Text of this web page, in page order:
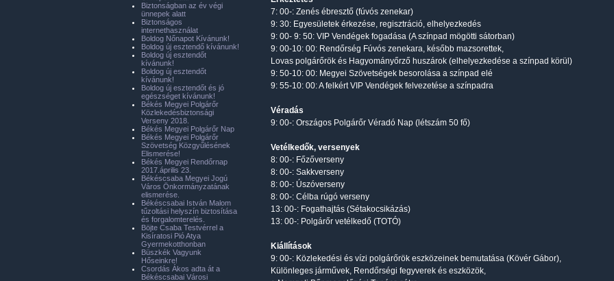
7: 00-: Zenés ébresztő (fúvós zenekar)
9: 30: Egyesületek érkezése, regisztráció, elhelyezkedés
9: 00- 9: 50: VIP Vendégek fogadása (A színpad mögötti sátorban)
9: 00-10: 00: Rendőrség Fúvós zenekara, később mazsorettek,
Lovas polgárőrök és Hagyományőrző huszárok (elhelyezkedése a színpad körül)
9: 50-10: 00: Megyei Szövetségek besorolása a színpad elé
9: 55-10: 00: A felkért VIP Vendégek felvezetése a színpadra
Véradás
9: 00-: Országos Polgárőr Véradó Nap (létszám 50 fő)
Vetélkedők, versenyek
8: 00-: Főzőverseny
8: 00-: Sakkverseny
8: 00-: Úszóverseny
8: 00-: Célba rúgó verseny
13: 00-: Fogathajtás (Sétakocsikázás)
13: 00-: Polgárőr vetélkedő (TOTÓ)
Kiállítások
9: 00-: Közlekedési és vízi polgárőrök eszközeinek bemutatása (Kövér Gábor),
Különleges járművek, Rendőrségi fegyverek és eszközök,
Biztonságban az év végi
ünnepek alatt
Biztonságos
internethasználat
Boldog Nőnapot Kívánunk!
Boldog új esztendő kívánunk!
Boldog új esztendőt
kívánunk!
Boldog új esztendőt
kívánunk!
Boldog új esztendőt és jó
egészséget kívánunk!
Békés Megyei Polgárőr
Közlekedésbiztonsági
Verseny 2018.
Békés Megyei Polgárőr Nap
Békés Megyei Polgárőr
Szövetség Közgyűlésének
Elismerése!
Békés Megyei Rendőrnap
2017.április 23.
Békéscsaba Megyei Jogú
Város Önkormányzatának
elismerése.
Békéscsabai István Malom
tűzoltási helyszín biztosítása
és forgalomterelés.
Böjte Csaba Testvérrel a
Kisíratosi Pió Atya
Gyermekotthonban
Büszkék Vagyunk
Hőseinkre!
Csordás Ákos adta át a
Békéscsabai Városi